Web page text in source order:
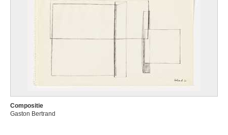
Compositie
Gaston Bertrand